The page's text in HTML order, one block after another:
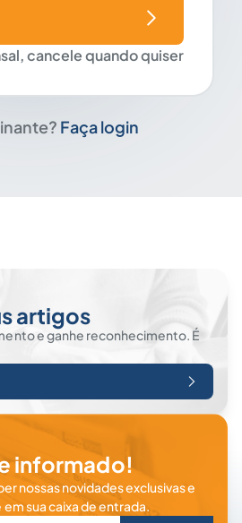
cancele quando quiser
Faça login
artigos
e ganhe reconhecimento. É
informado!
nossas novidades exclusivas e
sua caixa de entrada.